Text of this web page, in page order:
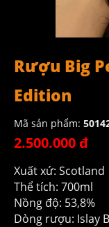
Rượu Big
Edition
Mã sản phẩm:
2.500.000 đ
Xuất xứ: Scotland
Thể tích: 700ml
Nồng độ: 53,8%
Dòng rượu: Islay